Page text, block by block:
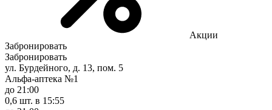
Акции
Забронировать
Забронировать
ул. Бурдейного, д. 13, пом. 5
Альфа-аптека №1
до 21:00
0,6 шт. в 15:55